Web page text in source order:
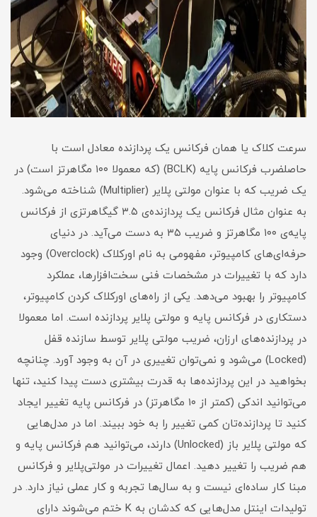
سرعت کلاک یا همان فرکانس یک پردازنده معادل است با
حاصلضرب فرکانس پایه (BCLK) (که معمولا ۱۰۰ مگاهرتز است) در
یک ضریب که با عنوان مولتی ‌پلایر (Multiplier) شناخته می‌شود.
به عنوان مثال فرکانس یک پردازنده‌ی ۳.۵ گیگاهرتزی از فرکانس
پایه‌ی ۱۰۰ مگاهرتز و ضریب ۳۵ به دست می‌آید. در دنیای
حرفه‌ای‌های کامپیوتر، مفهومی به نام اورکلاک (Overclock) وجود
دارد که با تغییرات در مشخصات فنی سخت‌افزارها، عملکرد
کامپیوتر را بهبود می‌دهد. یکی از راه‌های اورکلاک کردن کامپیوتر،
دستکاری در فرکانس پایه و مولتی پلایر پردازنده است. اما معمولا
در پردازنده‌های ارزان، ضریب مولتی ‌پلایر توسط سازنده قفل
(Locked) می‌شود و نمی‌توان تغییری در آن به وجود آورد. چنانچه
بخواهید در این پردازنده‌ها به قدرت بیشتری دست پیدا کنید، تنها
می‌توانید اندکی (کمتر از ۱۰ مگاهرتز) در فرکانس پایه تغییر ایجاد
کنید تا پردازنده‌تان کمی تغییر را به خود ببیند. اما در مدل‌هایی
که مولتی پلایر باز (Unlocked) دارند، می‌توانید هم فرکانس پایه و
هم ضریب را تغییر دهید. اعمال تغییرات در مولتی‌پلایر و فرکانس
مبنا کار ساده‌ای نیست و به سال‌ها تجربه و کار عملی نیاز دارد. در
تولیدات اینتل مدل‌هایی که کدشان به K ختم می‌شوند دارای